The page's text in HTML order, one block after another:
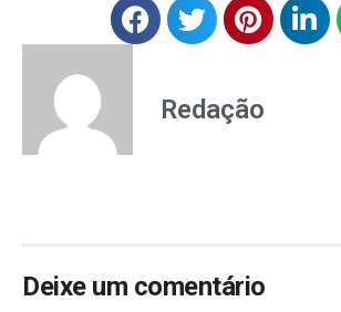
Redação
Deixe um comentário